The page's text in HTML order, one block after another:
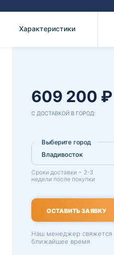
Характеристики
609 200 ₽
С ДОСТАВКОЙ В ГОРОД:
Выберите город
Сроки доставки ~ 2-3
недели после покупки
ОСТАВИТЬ ЗАЯВКУ
Наш менеджер свяжется
ближайшее время